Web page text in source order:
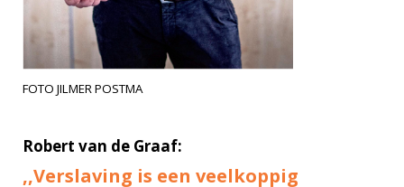
FOTO JILMER POSTMA
Robert van de Graaf:
,,Verslaving is een veelkoppig